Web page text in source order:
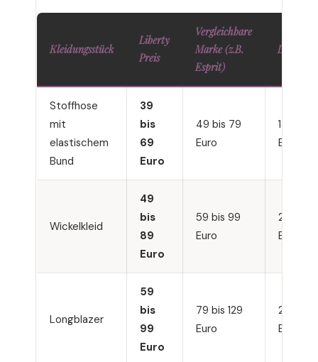
Kleidungsstück
Liberty
Preis
Vergleichbare
Marke (z.B.
Esprit)
Stoffhose
mit
elastischem
Bund
39
bis
69
Euro
49 bis 79
Euro
150 bis
Euro
Wickelkleid
49
bis
89
Euro
59 bis 99
Euro
200 bis
Euro
Longblazer
59
bis
99
Euro
79 bis 129
Euro
250 bis
Euro